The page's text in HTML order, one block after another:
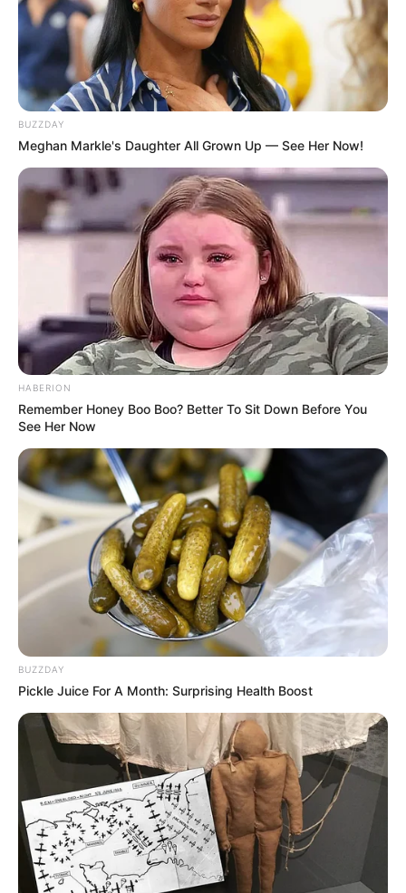
ΤΑΥΤΟΤΗΤΑ ΚΑΙ ΕΠΙΚΟΙΝΩΝΙΑ ΟΡΟΙ ΧΡΗΣΗΣ
BUZZDAY
Meghan Markle's Daughter All Grown Up — See Her Now!
HABERION
Remember Honey Boo Boo? Better To Sit Down Before You
See Her Now
BUZZDAY
Pickle Juice For A Month: Surprising Health Boost